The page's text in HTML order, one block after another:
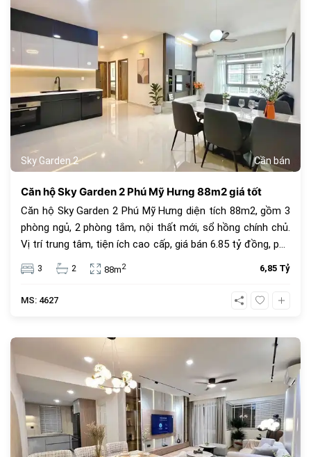
Sky Garden 2 Cần bán
Căn hộ Sky Garden 2 Phú Mỹ Hưng 88m2 giá tốt
Căn hộ Sky Garden 2 Phú Mỹ Hưng diện tích 88m2, gồm 3
phòng ngủ, 2 phòng tắm, nội thất mới, sổ hồng chính chủ.
Vị trí trung tâm, tiện ích cao cấp, giá bán 6.85 tỷ đồng, phù
hợp để ở hoặc đầu tư.
3 2 88m2 6,85 Tỷ
MS: 4627